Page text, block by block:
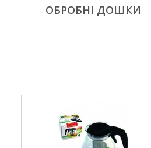
ОБРОБНІ ДОШКИ